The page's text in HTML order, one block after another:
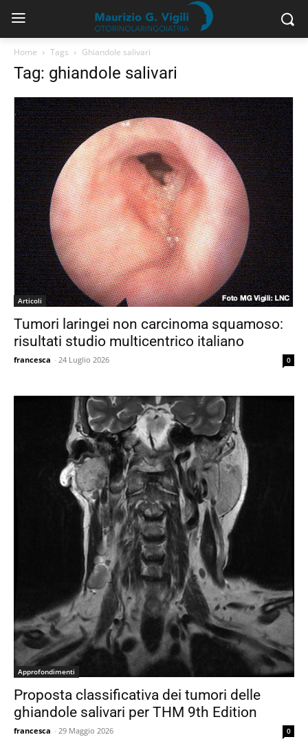
Home Tags Ghiandole salivari
Tag: ghiandole salivari
Articoli
Tumori laringei non carcinoma squamoso:
risultati studio multicentrico italiano
francesca - 24 Luglio 2026 0
Approfondimenti
Proposta classificativa dei tumori delle
ghiandole salivari per THM 9th Edition
francesca - 29 Maggio 2026 0